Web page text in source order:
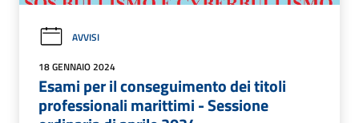
AVVISI
18 GENNAIO 2024
Esami per il conseguimento dei titoli
professionali marittimi - Sessione